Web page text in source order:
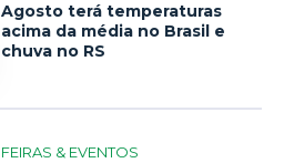
Agosto terá temperaturas
acima da média no Brasil e
chuva no RS
FEIRAS & EVENTOS